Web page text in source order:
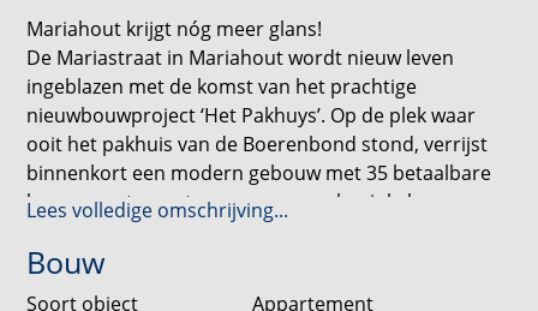
Mariahout krijgt nóg meer glans!
De Mariastraat in Mariahout wordt nieuw leven
ingeblazen met de komst van het prachtige
nieuwbouwproject ‘Het Pakhuys’. Op de plek waar
ooit het pakhuis van de Boerenbond stond, verrijst
binnenkort een modern gebouw met 35 betaalbare
koopappartementen en een gemakswinkel.
De appartementen bieden volop comfort: een eigen
Lees volledige omschrijving...
Bouw
Soort object
Appartement